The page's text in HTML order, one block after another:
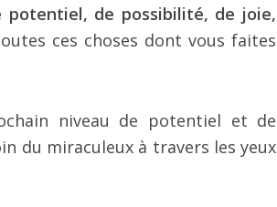
de possibilité, de joie,
ces choses dont vous faites
niveau de potentiel et de
du miraculeux à travers les yeux